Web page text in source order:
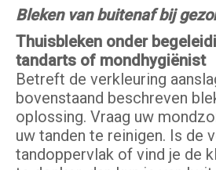
Bleken van buitenaf bij
Thuisbleken onder
tandarts of mondhygiënist
Betreft de verkleuring
bovenstaand beschreven
oplossing. Vraag uw
uw tanden te reinigen. Is de
tandoppervlak of vind je de